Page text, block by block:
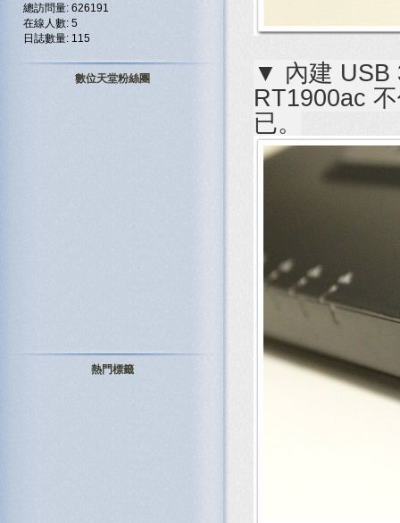
▼ 內建 USB
RT1900ac
已。
總訪問量: 626191
在線人數: 5
日誌數量: 115
數位天堂粉絲團
熱門標籤